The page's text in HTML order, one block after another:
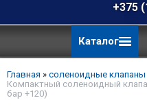
+375
Каталог
Главная » соленоидные клапаны
Компактный соленоидный
бар +120)